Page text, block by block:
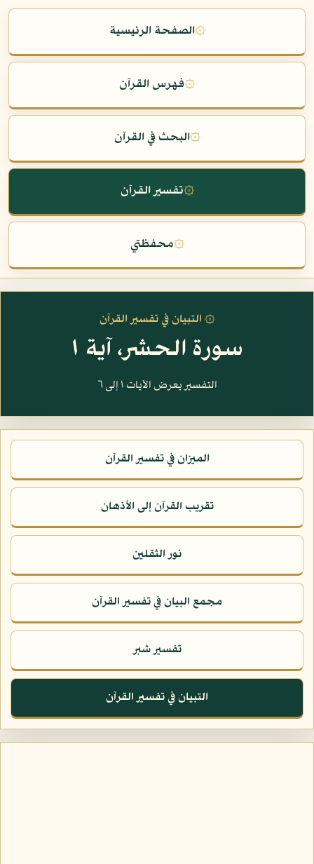
۞الصفحة الرئيسية
۞فهرس القرآن
۞البحث في القرآن
۞تفسير القرآن
۞محفظتي
۞ التبيان في تفسير القرآن
سورة الحشر، آية ١
التفسير يعرض الآيات ١ إلى ٦
الميزان في تفسير القرآن
تقريب القرآن إلى الأذهان
نور الثقلين
مجمع البيان في تفسير القرآن
تفسير شبر
التبيان في تفسير القرآن